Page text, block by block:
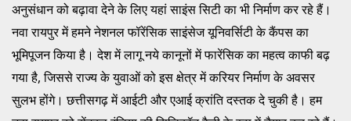
अनुसंधान को बढ़ावा देने के लिए यहां साइंस सिटी का भी निर्माण कर रहे हैं।
नवा रायपुर में हमने नेशनल फॉरेंसिक साइंसेज यूनिवर्सिटी के कैंपस का
भूमिपूजन किया है। देश में लागू नये कानूनों में फारेंसिक का महत्व काफी बढ़
गया है, जिससे राज्य के युवाओं को इस क्षेत्र में करियर निर्माण के अवसर
सुलभ होंगे। छत्तीसगढ़ में आईटी और एआई क्रांति दस्तक दे चुकी है। हम